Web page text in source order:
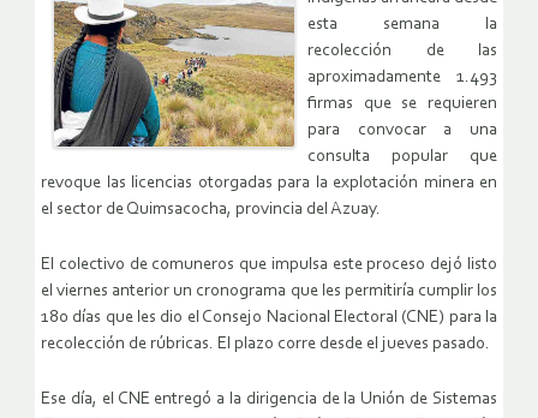
esta semana la
recolección de las
aproximadamente 1.493
firmas que se requieren
para convocar a una
consulta popular que
revoque las licencias otorgadas para la explotación minera en
el sector de Quimsacocha, provincia del Azuay.
El colectivo de comuneros que impulsa este proceso dejó listo
el viernes anterior un cronograma que les permitiría cumplir los
180 días que les dio el Consejo Nacional Electoral (CNE) para la
recolección de rúbricas. El plazo corre desde el jueves pasado.
Ese día, el CNE entregó a la dirigencia de la Unión de Sistemas